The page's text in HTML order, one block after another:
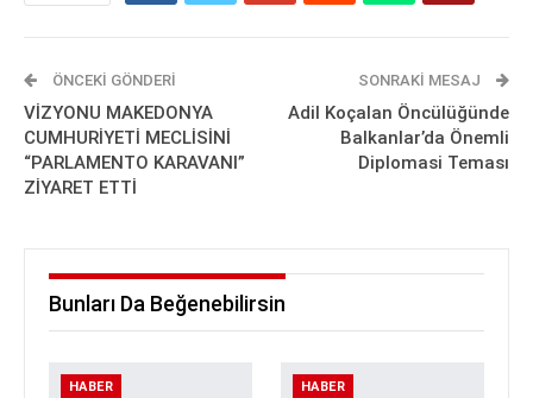
ÖNCEKI GÖNDERI
VİZYONU MAKEDONYA
CUMHURİYETİ MECLİSİNİ
“PARLAMENTO KARAVANI”
ZİYARET ETTİ
SONRAKI MESAJ
Adil Koçalan Öncülüğünde
Balkanlar’da Önemli
Diplomasi Teması
Bunları Da Beğenebilirsin
HABER HABER